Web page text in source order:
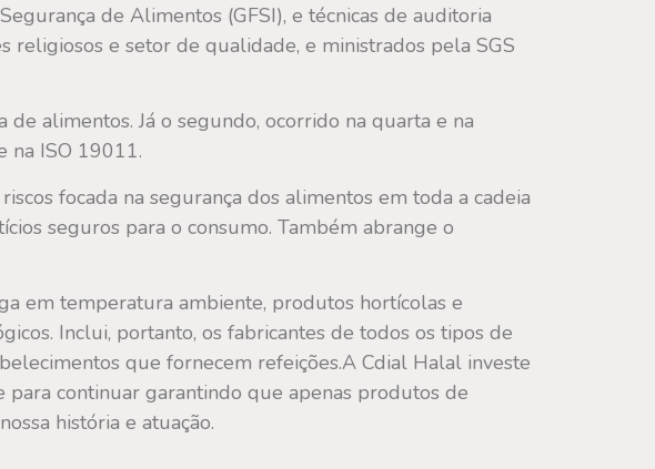
de Alimentos (GFSI), e técnicas de auditoria
religiosos e setor de qualidade, e ministrados pela SGS
alimentos. Já o segundo, ocorrido na quarta e na
na ISO 19011.
focada na segurança dos alimentos em toda a cadeia
seguros para o consumo. Também abrange o
em temperatura ambiente, produtos hortícolas e
Inclui, portanto, os fabricantes de todos os tipos de
que fornecem refeições.A Cdial Halal investe
continuar garantindo que apenas produtos de
história e atuação.